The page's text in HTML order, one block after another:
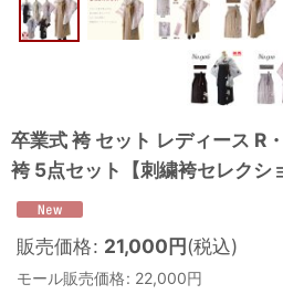
卒業式 袴 セット レディース R
袴 5点セット【刺繍袴セレクシ
販売価格: 21,000円(税込)
モール販売価格: 22,000円